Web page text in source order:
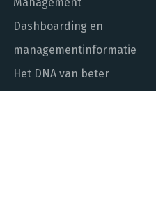
Management
Dashboarding en
managementinformatie
Het DNA van beter